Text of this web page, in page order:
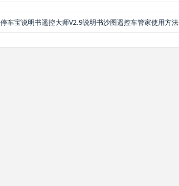
停车宝说明书遥控大师V2.9说明书沙图遥控车管家使用方法